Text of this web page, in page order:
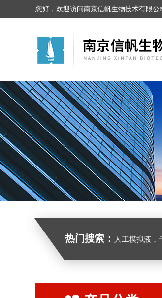
您好，欢迎访问南京信帆生物技术有限公
热门搜索： 人工模拟液，